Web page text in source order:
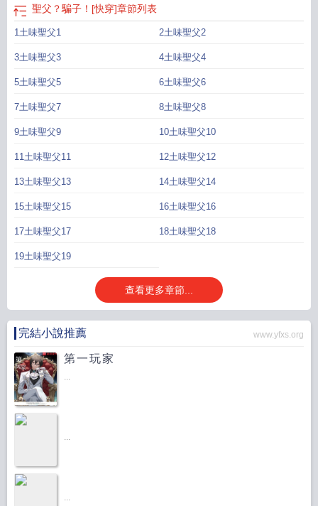
聖父？騙子！[快穿]章節列表
1土味聖父1 2土味聖父2
3土味聖父3 4土味聖父4
5土味聖父5 6土味聖父6
7土味聖父7 8土味聖父8
9土味聖父9 10土味聖父10
11土味聖父11 12土味聖父12
13土味聖父13 14土味聖父14
15土味聖父15 16土味聖父16
17土味聖父17 18土味聖父18
19土味聖父19
查看更多章節...
完結小說推薦 www.yfxs.org
第一玩家
...
...
...